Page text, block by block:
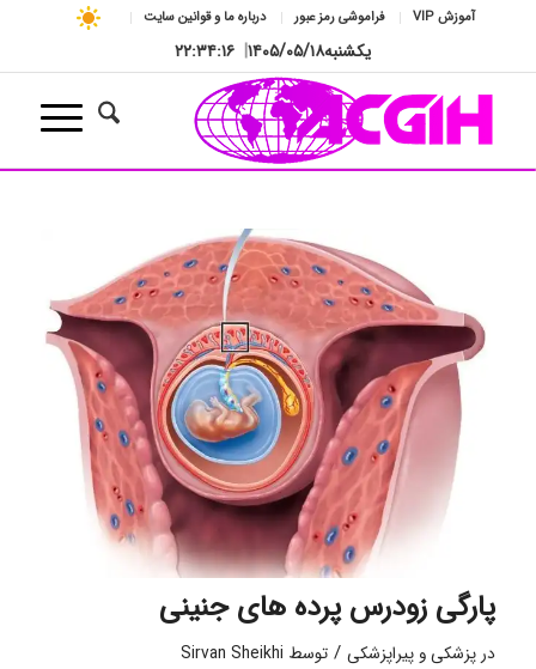
آموزش VIP فراموشی رمز عبور درباره ما و قوانین سایت
یکشنبه۱۴۰۵/۰۵/۱۸| ۲۲:۳۴:۱۷
پارگی زودرس پرده های جنینی
در پزشکی و پیراپزشکی / توسط Sirvan Sheikhi